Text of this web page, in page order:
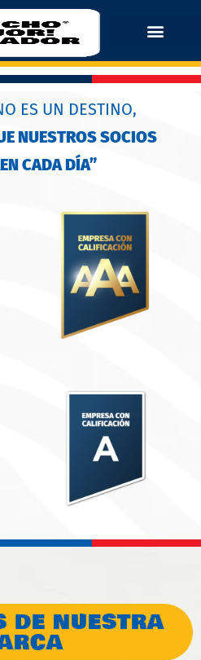
ES UN DESTINO,
NUESTROS SOCIOS
CADA DÍA”
DE NUESTRA